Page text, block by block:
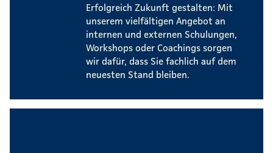
Erfolgreich Zukunft gestalten: Mit
unserem vielfältigen Angebot an
internen und externen Schulungen,
Workshops oder Coachings sorgen
wir dafür, dass Sie fachlich auf dem
neuesten Stand bleiben.